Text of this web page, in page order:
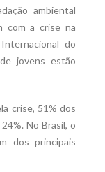
ambiental
com a crise na
do
jovens estão
crise, 51% dos
No Brasil, o
dos principais